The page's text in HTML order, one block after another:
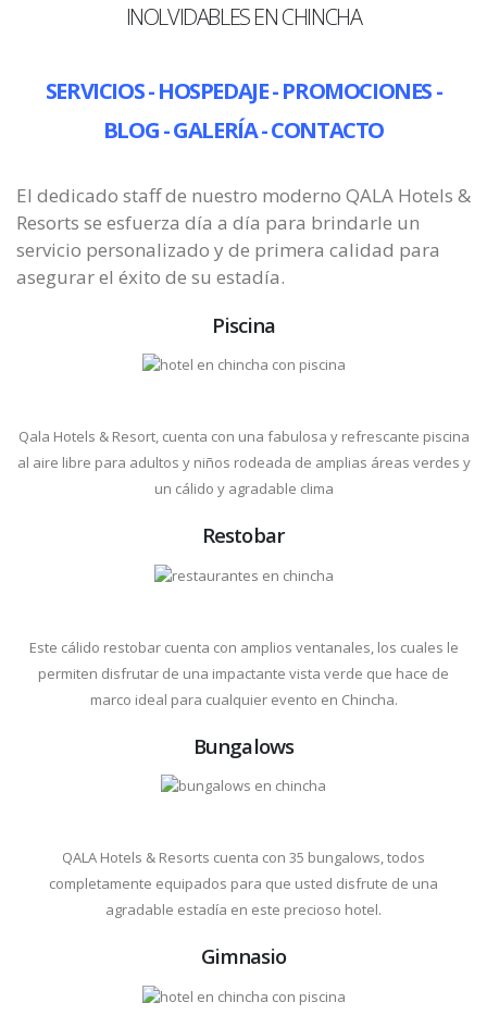
INOLVIDABLES EN CHINCHA
SERVICIOS-HOSPEDAJE-PROMOCIONES -
BLOG -GALERÍA -CONTACTO
El dedicado staff de nuestro moderno QALA Hotels &
Resorts se esfuerza día a día para brindarle un
servicio personalizado y de primera calidad para
asegurar el éxito de su estadía.
Piscina
Qala Hotels & Resort, cuenta con una fabulosa y refrescante piscina
al aire libre para adultos y niños rodeada de amplias áreas verdes y
un cálido y agradable clima
Restobar
Este cálido restobar cuenta con amplios ventanales, los cuales le
permiten disfrutar de una impactante vista verde que hace de
marco ideal para cualquier evento en Chincha.
Bungalows
QALA Hotels & Resorts cuenta con 35 bungalows, todos
completamente equipados para que usted disfrute de una
agradable estadía en este precioso hotel.
Gimnasio